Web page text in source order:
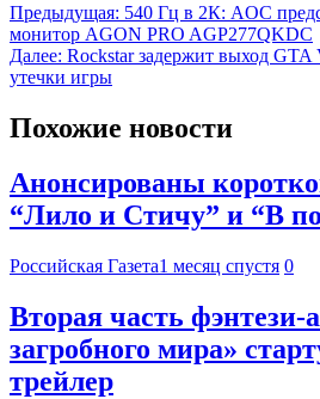
Предыдущая: 540 Гц в 2К: AOC
монитор AGON PRO AGP277QKDC
Далее: Rockstar задержит выход GTA
утечки игры
Похожие новости
Анонсированы
“Лило и Стичу” и “В
Российская Газета1 месяц спустя 0
Вторая часть
загробного мира»
трейлер